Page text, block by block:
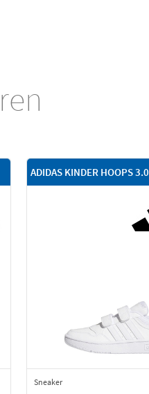
ADIDAS KINDER HOOPS 3.0
Sneaker